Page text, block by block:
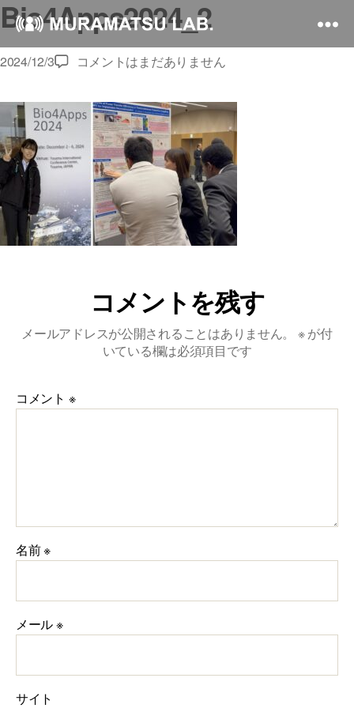
Bio4Apps2024_2
2024/12/3
Bio4Apps2024_2
の
コメントはまだありません
コメントを残す
メールアドレスが公開されることはありません。 ※が付
いている欄は必須項目です
コメント ※
名前※
メール※
サイト